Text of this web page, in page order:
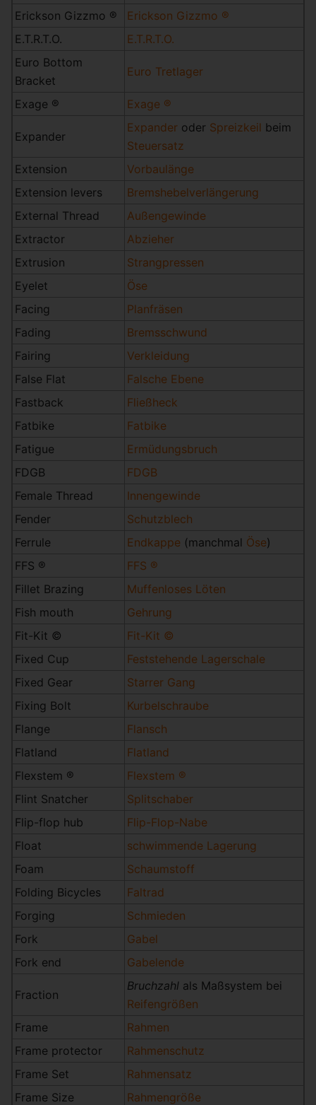
Erickson Gizzmo ®
Erickson Gizzmo ®
E.T.R.T.O.
E.T.R.T.O.
Euro Bottom
Bracket
Euro Tretlager
Exage ® Exage ®
Expander
Expander oder Spreizkeil beim
Steuersatz
Extension
Vorbaulänge
Extension levers
Bremshebelverlängerung
External Thread
Außengewinde
Extractor
Abzieher
Extrusion
Strangpressen
Eyelet
Öse
Facing
Planfräsen
Fading
Bremsschwund
Fairing
Verkleidung
False Flat
Falsche Ebene
Fastback
Fließheck
Fatbike
Fatbike
Fatigue
Ermüdungsbruch
FDGB
FDGB
Female Thread
Innengewinde
Fender
Schutzblech
Ferrule
Endkappe (manchmal Öse)
FFS ®
FFS ®
Fillet Brazing
Muffenloses Löten
Fish mouth
Gehrung
Fit-Kit ©
Fit-Kit ©
Fixed Cup
Feststehende Lagerschale
Fixed Gear
Starrer Gang
Fixing Bolt
Kurbelschraube
Flange
Flansch
Flatland
Flatland
Flexstem ®
Flexstem ®
Flint Snatcher
Splitschaber
Flip-flop hub
Flip-Flop-Nabe
Float
schwimmende Lagerung
Foam
Schaumstoff
Folding Bicycles
Faltrad
Forging
Schmieden
Fork
Gabel
Fork end
Gabelende
Fraction
Bruchzahl als Maßsystem bei
Reifengrößen
Frame
Rahmen
Frame protector
Rahmenschutz
Frame Set
Rahmensatz
Frame Size
Rahmengröße